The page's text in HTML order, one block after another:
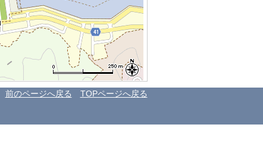
前のページへ戻る TOPページへ戻る